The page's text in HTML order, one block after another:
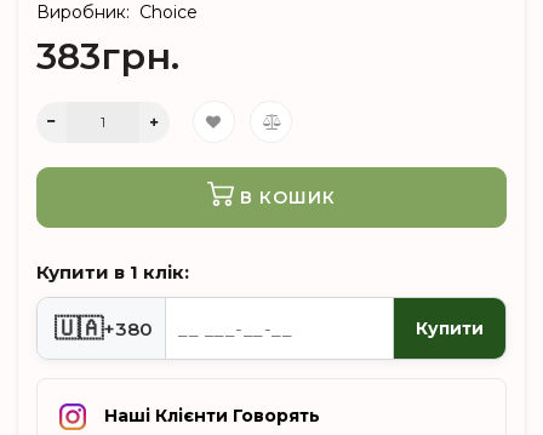
Виробник: Choice
383грн.
В КОШИК
Купити в 1 клік:
🇺🇦+380 Купити
Наші Клієнти Говорять